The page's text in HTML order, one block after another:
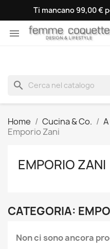
Ti mancano 99,00 €

search
Home Cucina & Co.
Emporio Zani
EMPORIO ZANI
CATEGORIA:
Non ci sono ancora